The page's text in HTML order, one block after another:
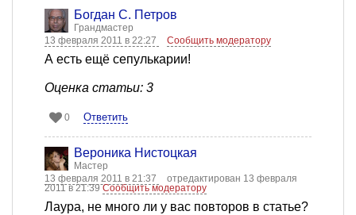
Богдан С. Петров
Грандмастер
13 февраля 2011 в 22:27
Сообщить модератору
А есть ещё сепулькарии!
Оценка статьи: 3
0 Ответить
Вероника Нистоцкая
Мастер
13 февраля 2011 в 21:37
отредактирован 13 февраля
2011 в 21:39Сообщить модератору
Лаура, не много ли у вас повторов в статье?